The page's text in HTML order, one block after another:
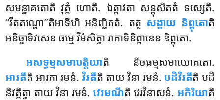
សមន្នាគតោតិ វុត្តំ ហោតិ. ឯត្តាវតា សន្តុសិតតំ ទស្សេតិ.
‘‘វីតតណ្ហោ’’តិអាទីហិ អនិញ្ជិតតំ. តត្ថ សង្ខាយ និព្ពុតោតិ
អនិច្ចាទិវសេន ធម្មេ វីមំសិត្វា រាគាទិនិព្ពានេន និព្ពុតោ.
អសទ្ធម្មសមាបត្តិយាតិ នីចធម្មសមាយោគតោ.
អារតីតិ អារកា រមនំ. វិរតីតិ តាយ វិនា រមនំ. បដិវិរតីតិ បដិ
និវត្តិត្វា តាយ វិនា រមនំ.វេរមណីតិ វេរវិនាសនំ. អកិរិយាតិ